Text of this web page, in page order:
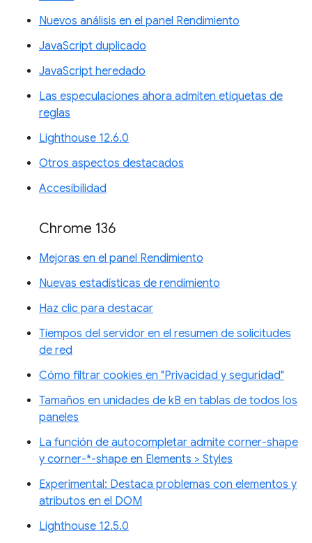
Nuevos análisis en el panel Rendimiento
JavaScript duplicado
JavaScript heredado
Las especulaciones ahora admiten etiquetas de
reglas
Lighthouse 12.6.0
Otros aspectos destacados
Accesibilidad
Chrome 136
Mejoras en el panel Rendimiento
Nuevas estadísticas de rendimiento
Haz clic para destacar
Tiempos del servidor en el resumen de solicitudes
de red
Cómo filtrar cookies en "Privacidad y seguridad"
Tamaños en unidades de kB en tablas de todos los
paneles
La función de autocompletar admite corner-shape
y corner-*-shape en Elements > Styles
Experimental: Destaca problemas con elementos y
atributos en el DOM
Lighthouse 12.5.0